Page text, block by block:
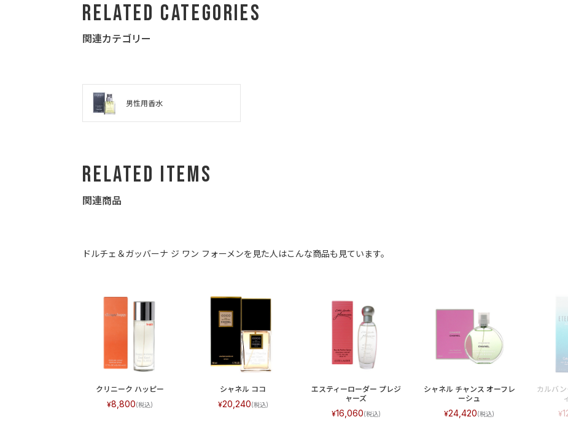
Related Categories
関連カテゴリー
男性用香水
Related Items
関連商品
ドルチェ＆ガッバーナ ジ ワン フォーメンを見た人はこんな商品も見ています。
クリニーク ハッピー
8,800
シャネル ココ
20,240
エスティーローダー プレジ
ャーズ
16,060
シャネル チャンス オーフレ
ーシュ
24,420
カルバ